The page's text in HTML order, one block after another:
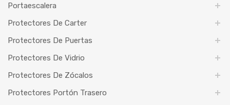
Portaescalera
Protectores De Carter
Protectores De Puertas
Protectores De Vidrio
Protectores De Zócalos
Protectores Portón Trasero